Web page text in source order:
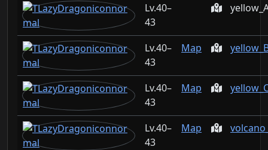
40–
43
40–
43
Map
40–
43
Map
40–
43
Map